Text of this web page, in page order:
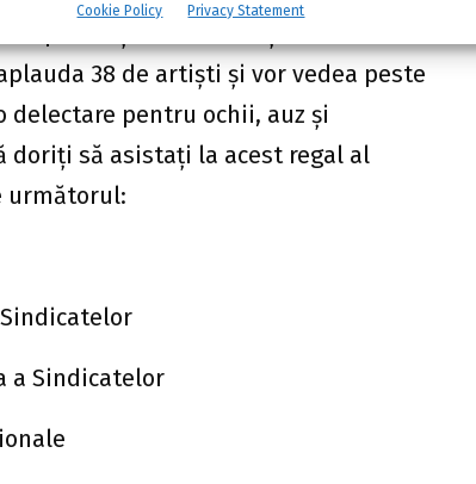
Cookie Policy Privacy Statement
prezenţi vor fi cuceriţi de
38 de artişti şi vor vedea peste
delectare pentru ochii, auz şi
doriţi să asistaţi la acest regal al
următorul:
a Sindicatelor